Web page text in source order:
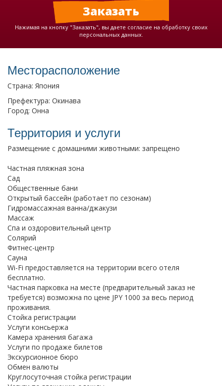
Нажимая на кнопку "Заказать", вы даете согласие на обработку своих
персональных данных.
Месторасположение
Страна: Япония
Префектура: Окинава
Город: Онна
Территория и услуги
Размещение с домашними животными: запрещено
Частная пляжная зона
Сад
Общественные бани
Открытый бассейн (работает по сезонам)
Гидромассажная ванна/джакузи
Массаж
Спа и оздоровительный центр
Солярий
Фитнес-центр
Сауна
Wi-Fi предоставляется на территории всего отеля
бесплатно.
Частная парковка на месте (предварительный заказ не
требуется) возможна по цене JPY 1000 за весь период
проживания.
Стойка регистрации
Услуги консьержа
Камера хранения багажа
Услуги по продаже билетов
Экскурсионное бюро
Обмен валюты
Круглосуточная стойка регистрации